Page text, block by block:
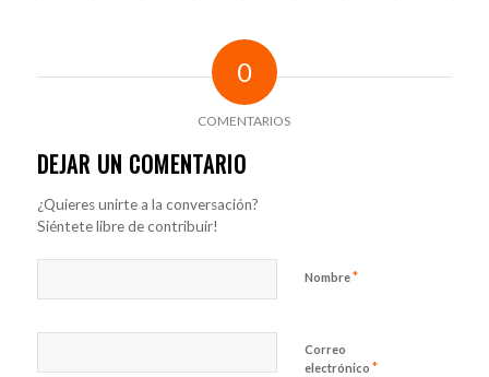
0
COMENTARIOS
DEJAR UN COMENTARIO
¿Quieres unirte a la conversación?
Siéntete libre de contribuir!
Nombre*
Correo
electrónico *